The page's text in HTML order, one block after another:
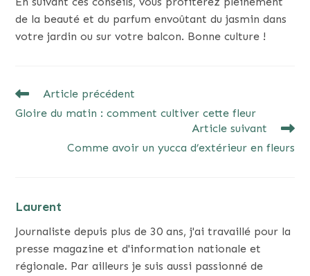
de la beauté et du parfum envoûtant du jasmin dans
votre jardin ou sur votre balcon. Bonne culture !
READ
ARTICLES
Article précédent
Gloire du matin : comment cultiver cette fleur
Article suivant
Comme avoir un yucca d’extérieur en fleurs
Laurent
Journaliste depuis plus de 30 ans, j'ai travaillé pour la
presse magazine et d'information nationale et
régionale. Par ailleurs je suis aussi passionné de